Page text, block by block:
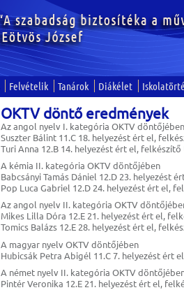
Felvételik Tanárok Diákélet
OKTV döntő eredmények
Az angol nyelv I. kategória OKTV
Suszter Bálint 11.C 18. helyezést ért el,
Turi Anna 12.B 14. helyezést ért el,
A kémia II. kategória OKTV döntőjében
Babcsányi Tamás Dániel 12.D 23. helyezést
Pop Luca Gabriel 12.D 24. helyezést ért el,
Az angol nyelv II. kategória OKTV
Mikes Lilla Dóra 12.E 21. helyezést ért el,
Tomics Balázs 12.E 28. helyezést ért el,
A magyar nyelv OKTV döntőjében
Hubicsák Petra Abigél 11.C 7. helyezést ért
A német nyelv II. kategória OKTV
Pintér Veronika 12.E 21. helyezést ért el,